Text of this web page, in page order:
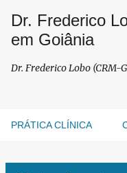
Pular
Dr. Frederico
em Goiânia
Dr. Frederico Lobo (CRM-
PRÁTICA CLÍNICA